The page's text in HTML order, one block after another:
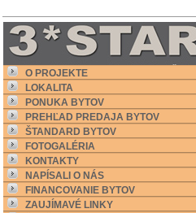
O PROJEKTE
LOKALITA
PONUKA BYTOV
PREHĽAD PREDAJA BYTOV
ŠTANDARD BYTOV
FOTOGALÉRIA
KONTAKTY
NAPÍSALI O NÁS
FINANCOVANIE BYTOV
ZAUJÍMAVÉ LINKY